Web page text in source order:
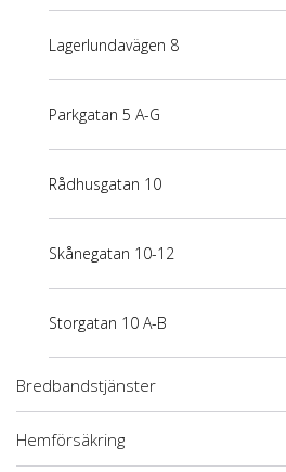
Lagerlundavägen 8
Parkgatan 5 A-G
Rådhusgatan 10
Skånegatan 10-12
Storgatan 10 A-B
Bredbandstjänster
Hemförsäkring